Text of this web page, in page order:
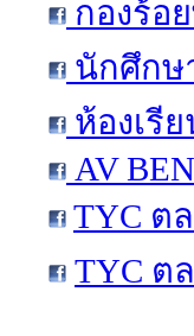
กองร้อ
นักศึกษ
ห้องเรี
AV
TYC ต
TYC ต